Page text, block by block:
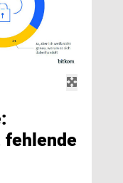
fehlende